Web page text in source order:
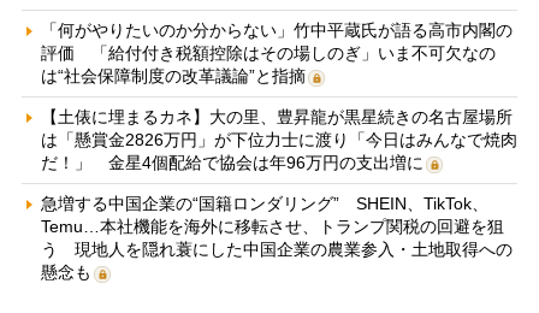
「何がやりたいのか分からない」竹中平蔵氏が語る高市内閣の
評価 「給付付き税額控除はその場しのぎ」いま不可欠なの
は“社会保障制度の改革議論”と指摘
【土俵に埋まるカネ】大の里、豊昇龍が黒星続きの名古屋場所
は「懸賞金2826万円」が下位力士に渡り「今日はみんなで焼肉
だ！」 金星4個配給で協会は年96万円の支出増に
急増する中国企業の“国籍ロンダリング” SHEIN、TikTok、
Temu…本社機能を海外に移転させ、トランプ関税の回避を狙
う 現地人を隠れ蓑にした中国企業の農業参入・土地取得への
懸念も